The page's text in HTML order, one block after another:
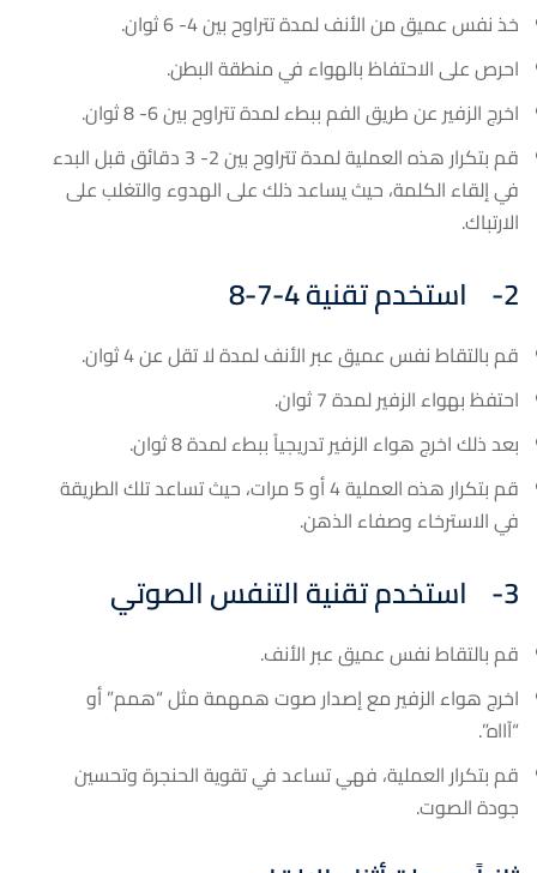
خذ نفس عميق من الأنف لمدة تتراوح بين 4- 6 ثوان.
احرص على الاحتفاظ بالهواء في منطقة البطن.
اخرج الزفير عن طريق الفم ببطء لمدة تتراوح بين 6- 8 ثوان.
قم بتكرار هذه العملية لمدة تتراوح بين 2- 3 دقائق قبل البدء
في إلقاء الكلمة، حيث يساعد ذلك على الهدوء والتغلب على
الارتباك.
2- استخدم تقنية 4-7-8
قم بالتقاط نفس عميق عبر الأنف لمدة لا تقل عن 4 ثوان.
احتفظ بهواء الزفير لمدة 7 ثوان.
بعد ذلك اخرج هواء الزفير تدريجياً ببطء لمدة 8 ثوان.
قم بتكرار هذه العملية 4 أو 5 مرات، حيث تساعد تلك الطريقة
في الاسترخاء وصفاء الذهن.
3- استخدم تقنية التنفس الصوتي
قم بالتقاط نفس عميق عبر الأنف.
اخرج هواء الزفير مع إصدار صوت همهمة مثل “همم” أو
“آااه”.
قم بتكرار العملية، فهي تساعد في تقوية الحنجرة وتحسين
جودة الصوت.